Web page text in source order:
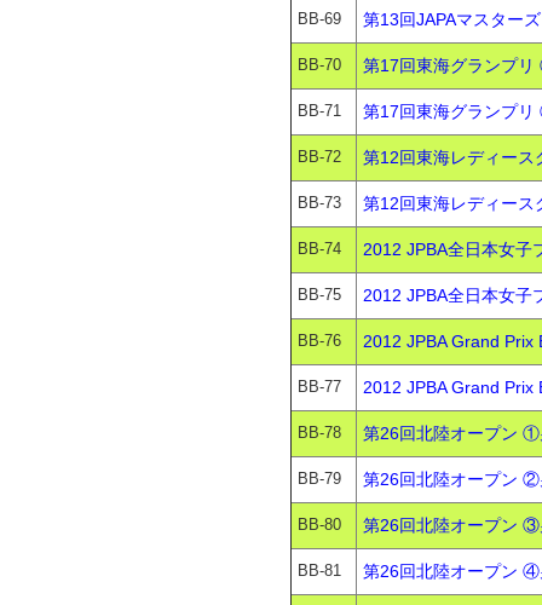
BB-69 第13回JAPAマスター
BB-70 第17回東海グランプ
BB-71 第17回東海グランプ
BB-72 第12回東海レディー
BB-73 第12回東海レディー
BB-74 2012 JPBA全日本女
BB-75 2012 JPBA全日本女
BB-76 2012 JPBA Grand
BB-77 2012 JPBA Grand
BB-78 第26回北陸オープン
BB-79 第26回北陸オープン
BB-80 第26回北陸オープン
BB-81 第26回北陸オープン